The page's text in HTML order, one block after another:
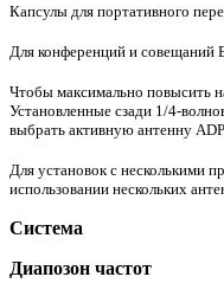
Капсулы для портативного
Для конференций и совещаний
Чтобы максимально повысить
Установленные сзади 1/4-
выбрать активную антенну
Для установок с несколькими
использовании нескольких
Система
Диапозон частот